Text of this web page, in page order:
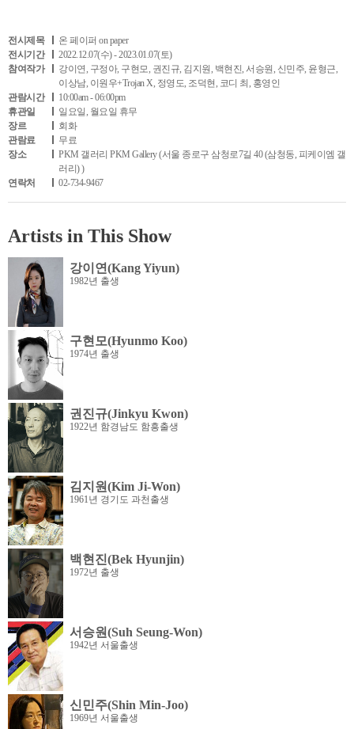
전시제목
온 페이퍼 on paper
전시기간
2022.12.07(수) - 2023.01.07(토)
참여작가
강이연, 구정아, 구현모, 권진규, 김지원, 백현진, 서승원, 신민주, 윤형근,
이상남, 이원우+Trojan X, 정영도, 조덕현, 코디 최, 홍영인
관람시간
10:00am - 06:00pm
휴관일
일요일, 월요일 휴무
장르
회화
관람료
무료
장소
PKM 갤러리 PKM Gallery (서울 종로구 삼청로7길 40 (삼청동, 피케이엠 갤
러리) )
연락처
02-734-9467
Artists in This Show
강이연(Kang Yiyun)
1982년 출생
구현모(Hyunmo Koo)
1974년 출생
권진규(Jinkyu Kwon)
1922년 함경남도 함흥출생
김지원(Kim Ji-Won)
1961년 경기도 과천출생
백현진(Bek Hyunjin)
1972년 출생
서승원(Suh Seung-Won)
1942년 서울출생
신민주(Shin Min-Joo)
1969년 서울출생